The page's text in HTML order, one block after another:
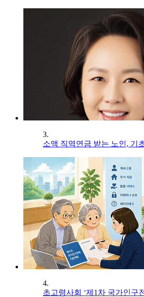
3.
소액 직역연금 받는 노인, 기
4.
초고령사회 ‘제1차 국가인구